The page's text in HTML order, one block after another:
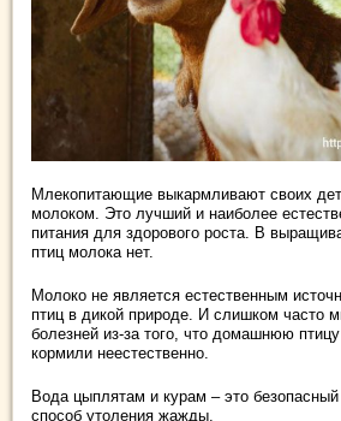
Млекопитающие выкармливают своих
молоком. Это лучший и наиболее
питания для здорового роста. В
птиц молока нет.
Молоко не является естественным
птиц в дикой природе. И слишком часто
болезней из-за того, что домашнюю
кормили неестественно.
Вода цыплятам и курам – это
способ утоления жажды.